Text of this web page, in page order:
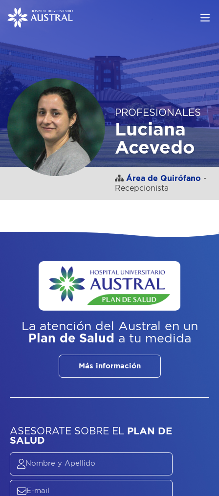
PROFESIONALES
Luciana
Acevedo
Área de Quirófano -
Recepcionista
La atención del Austral
en un
Plan de Salud a tu medida
Más información
ASESORATE SOBREELPLAN DE
SALUD